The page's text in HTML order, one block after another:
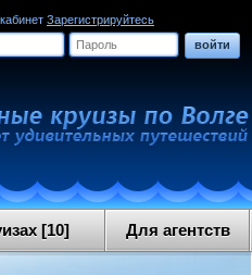
Зарегистрируйтесь
войти
[10] Для агентств